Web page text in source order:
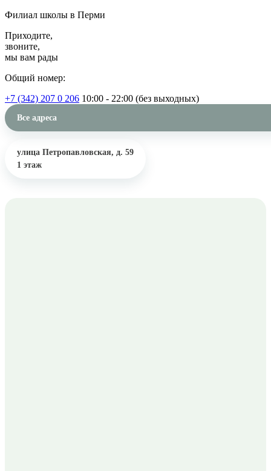
Филиал школы в Перми
Приходите,
звоните,
мы вам рады
Общий номер:
+7 (342) 207 0 206 10:00 - 22:00 (без выходных)
Все адреса
улица Петропавловская, д. 59
1 этаж